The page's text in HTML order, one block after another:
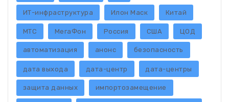
ИТ-инфраструктура Илон Маск Китай
МТС МегаФон Россия США ЦОД
автоматизация анонс безопасность
дата выхода дата-центр дата-центры
защита данных импортозамещение